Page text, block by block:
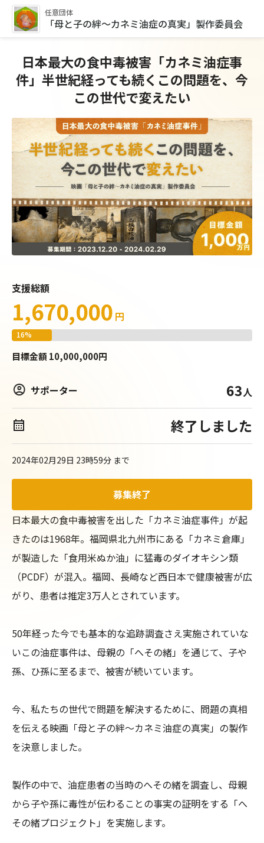
任意団体
「母と子の絆～カネミ油症の真実」製作委員会
日本最大の食中毒被害「カネミ油症事
件」半世紀経っても続くこの問題を、今
この世代で変えたい
支援総額
1,670,000 円
16%
目標金額 10,000,000円
サポーター 63人
終了しました
2024年02月29日 23時59分 まで
募集終了
日本最大の食中毒被害を出した「カネミ油症事件」が起
きたのは1968年。福岡県北九州市にある「カネミ倉庫」
が製造した「食用米ぬか油」に猛毒のダイオキシン類
（PCDF）が混入。福岡、長崎など西日本で健康被害が広
がり、患者は推定3万人とされています。
50年経った今でも基本的な追跡調査さえ実施されていな
いこの油症事件は、母親の「へその緒」を通じて、子や
孫、ひ孫に至るまで、被害が続いています。
今、私たちの世代で問題を解決するために、問題の真相
を伝える映画「母と子の絆～カネミ油症の真実」の製作
を決意しました。
製作の中で、油症患者の当時のへその緒を調査し、母親
から子や孫に毒性が伝わることの事実の証明をする「へ
その緒プロジェクト」を実施します。